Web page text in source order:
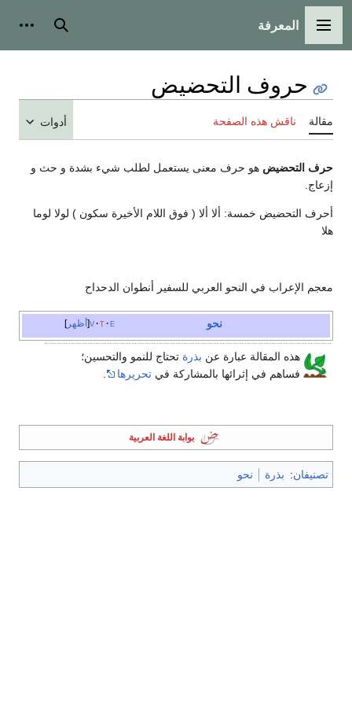
القائمة الرئيسية
المعرفة بحث
حروف التحضيض
مقالة ناقش هذه الصفحة أدوات
حرف التحضيض هو حرف معنى يستعمل لطلب شيء بشدة و حث و
إزعاج.
أحرف التحضيض خمسة: ألا ألا ( فوق اللام الأخيرة سكون ) لولا لوما
هلا
معجم الإعراب في النحو العربي للسفير أنطوان الدحداح
أظهر v t e نحو
هذه المقالة عبارة عن بذرة تحتاج للنمو والتحسين؛
فساهم في إثرائها بالمشاركة في تحريرها .
بوابة اللغة العربية
تصنيفان: بذرة نحو